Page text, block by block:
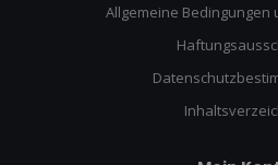
Allgemeine Bedingungen